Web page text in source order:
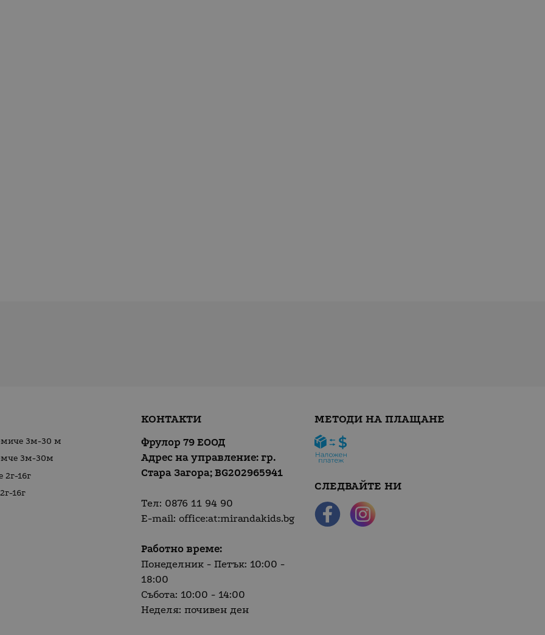
3м-30 м
3м-30м
16г
16г
КОНТАКТИ
Фрулор 79 ЕООД
Адрес на управление: гр.
Стара Загора;BG202965941
Тел: 0876 11 94 90
E-mail:office:at:mirandakids.bg
Работно време:
Понеделник - Петък: 10:00 -
18:00
Събота: 10:00 - 14:00
Неделя: почивен ден
МЕТОДИ НА ПЛАЩАНЕ
СЛЕДВАЙТЕ НИ